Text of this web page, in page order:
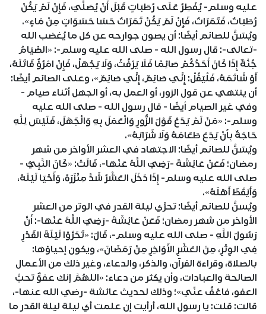
عليه وسلم- يُفْطِرُ عَلَى رُطَبَاتٍ قَبْلَ أَنْ يُصَلِّيَ، فَإِنْ لَمْ يَكُنْ
رُطَبَاتٌ، فَتَمَرَاتٌ، فَإِنْ لَمْ يَكُنْ تَمَرَاتٌ حَسَا حَسَوَاتٍ مِنْ مَاءٍ».
ويُسَنُّ للصائم أيضًا: أن يصون جوارحه عن كل ما يُغضب الله
-تعالى-: قال رسول الله - صلى الله عليه وسلم-: «الصِّيَامُ
جُنَّةٌ إِذَا كَانَ أَحَدُكُمْ صَائِمًا فَلَا يَرْفُثْ، وَلَا يَجْهَلْ، فَإِنْ امْرُؤٌ قَاتَلَهُ،
أَوْ شَاتَمَهُ، فَلْيَقُلْ: إِنِّي صَائِمٌ، إِنِّي صَائِمٌ»، وعلى الصائم أيضًا:
أن ينتهي عن قول الزور، أو العمل به، أو الجهل أثناء صيام -
وفي غير الصيام أيضًا - قال رسول الله - صلى الله عليه
وسلم-: «مَنْ لَمْ يَدَعْ قَوْلَ الزُّورِ وَالْعَمَلَ بِهِ وَالْجَهْلَ، فَلَيْسَ لِلَّهِ
حَاجَةٌ بِأَنْ يَدَعَ طَعَامَهُ وَلَا شَرَابَهُ».
ويُسَنُّ للصائم أيضًا: الاجتهاد في العشر الأواخر من شهر
رمضان؛ فَعَنْ عَائِشَةَ -رَضِيَ اللَّهُ عَنْهَا-، قَالَتْ: «كَانَ النَّبِيُّ -
صلى الله عليه وسلم- إِذَا دَخَلَ العَشْرُ شَدَّ مِئْزَرَهُ، وَأَحْيَا لَيْلَهُ،
وَأَيْقَظَ أَهْلَهُ».
ويُسنُّ للصائم أيضًا: تحرِّي ليلة القدر في الوتر من العشر
الأواخر من شهر رمضان؛ فَعَنْ عَائِشَةَ -رَضِيَ اللَّهُ عَنْهَا-: أَنَّ
رَسُولَ اللَّهِ - صلى الله عليه وسلم-، قَالَ: «تَحَرَّوْا لَيْلَةَ القَدْرِ
فِي الوِتْرِ، مِنَ العَشْرِ الأَوَاخِرِ مِنْ رَمَضَانَ»، ويكون إحياؤها:
بالصلاة، وقراءة القرآن، والذكر، والدعاء، وغير ذلك من الأعمال
الصالحة والعبادات، وأن يكثر من دعاء: «اللهُمَّ إنك عفوٌّ تحبُّ
العفو، فاعْفُ عنِّي»؛ وذلك لحديث عائشة -رضي الله عنها-،
قالت: قلت: يا رسول الله، أرأيت إن علمت أي ليلة ليلة القدر ما